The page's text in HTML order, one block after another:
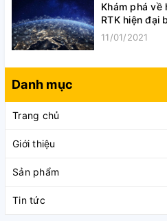
Khám phá về
RTK hiện đại
11/01/2021
Danh mục
Trang chủ
Giới thiệu
Sản phẩm
Tin tức